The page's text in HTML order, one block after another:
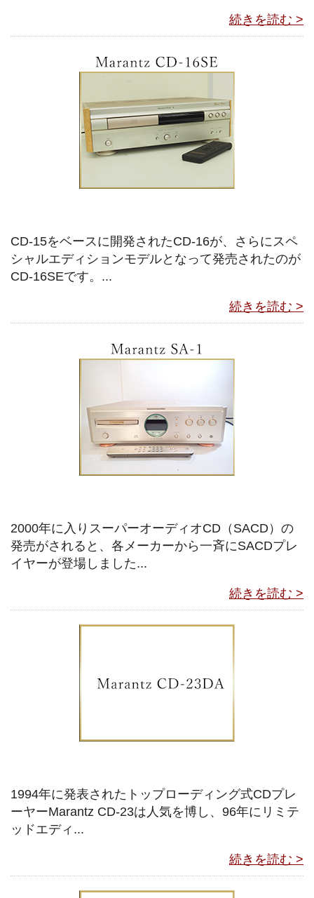
続きを読む >
CD-15をベースに開発されたCD-16が、さらにスペ
シャルエディションモデルとなって発売されたのが
CD-16SEです。...
続きを読む >
2000年に入りスーパーオーディオCD（SACD）の
発売がされると、各メーカーから一斉にSACDプレ
イヤーが登場しました...
続きを読む >
1994年に発表されたトップローディング式CDプレ
ーヤーMarantz CD-23は人気を博し、96年にリミテ
ッドエディ...
続きを読む >